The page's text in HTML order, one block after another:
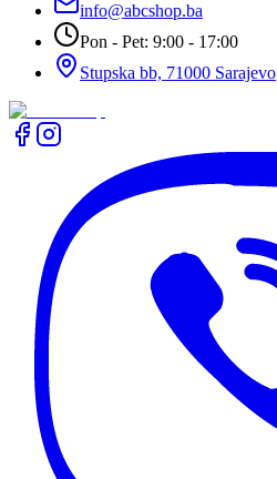
info@abcshop.ba
Pon - Pet: 9:00 - 17:00
Stupska bb, 71000 Sarajevo